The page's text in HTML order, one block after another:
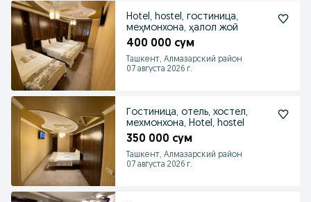
Hotel, hostel, гостиница,
меҳмонхона, ҳалол жой
400 000 сум
Ташкент, Алмазарский район
07 августа 2026 г.
Гостиница, отель, хостел,
мехмонхона, Hotel, hostel
350 000 сум
Ташкент, Алмазарский район
07 августа 2026 г.